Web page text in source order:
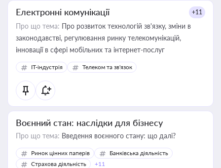
Електронні комунікації +11
Про що тема: Про розвиток технологій зв'язку, зміни в
законодавстві, регулювання ринку телекомунікацій,
інновації в сфері мобільних та інтернет-послуг
IT-індустрія Телеком та зв'язок
Воєнний стан: наслідки для бізнесу
Про що тема: Введення воєнного стану: що далі?
Ринок цінних паперів
Банківська діяльність
Страхова діяльність
+11